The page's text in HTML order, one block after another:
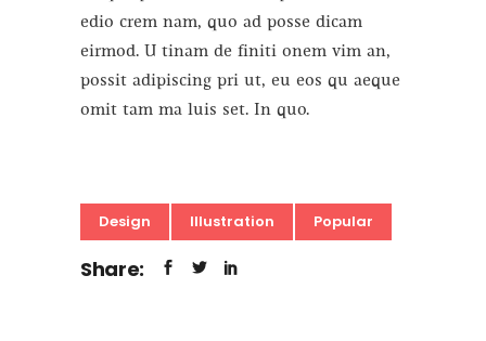
edio crem nam, quo ad posse dicam
eirmod. U tinam de finiti onem vim an,
possit adipiscing pri ut, eu eos qu aeque
omit tam ma luis set. In quo.
Design Illustration Popular
Share: